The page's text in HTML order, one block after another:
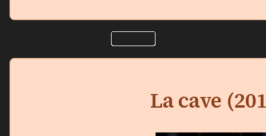
La cave